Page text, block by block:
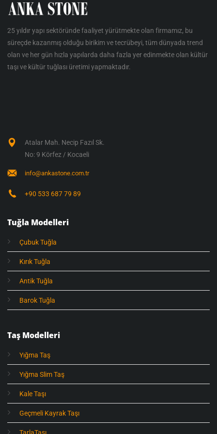
25 yıldır yapı sektöründe faaliyet yürütmekte olan firmamız, bu
süreçde kazanmış olduğu birikim ve tecrübeyi, tüm dünyada trend
olan ve her gün hızla yapılarda daha fazla yer edinmekte olan kültür
taşı ve kültür tuğlası üretimi yapmaktadır.
Tuğla Modelleri
Çubuk Tuğla
Kırık Tuğla
Antik Tuğla
Barok Tuğla
Taş Modelleri
Yığma Taş
Yığma Slim Taş
Kale Taşı
Geçmeli Kayrak Taşı
Atalar Mah. Necip Fazıl Sk.
No: 9 Körfez / Kocaeli
info@ankastone.com.tr
+90 533 687 79 89